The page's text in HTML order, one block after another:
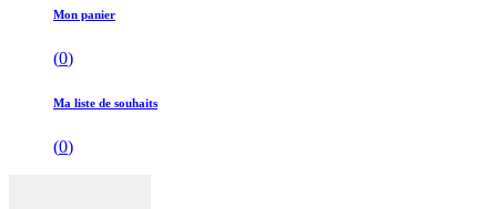
Mon panier
(0)
Ma liste de souhaits
(0)